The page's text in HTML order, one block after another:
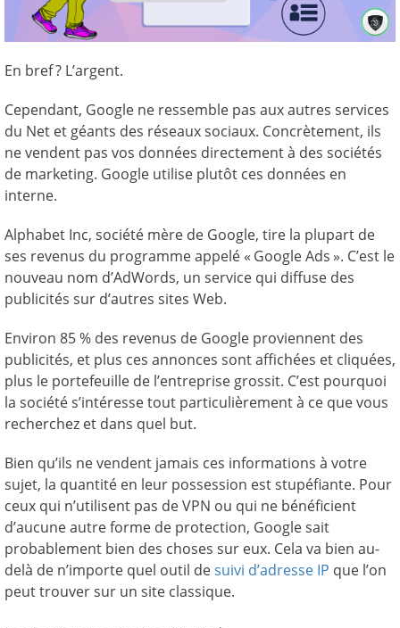
En bref ? L’argent.
Cependant, Google ne ressemble pas aux autres services
du Net et géants des réseaux sociaux. Concrètement, ils
ne vendent pas vos données directement à des sociétés
de marketing. Google utilise plutôt ces données en
interne.
Alphabet Inc, société mère de Google, tire la plupart de
ses revenus du programme appelé « Google Ads ». C’est le
nouveau nom d’AdWords, un service qui diffuse des
publicités sur d’autres sites Web.
Environ 85 % des revenus de Google proviennent des
publicités, et plus ces annonces sont affichées et cliquées,
plus le portefeuille de l’entreprise grossit. C’est pourquoi
la société s’intéresse tout particulièrement à ce que vous
recherchez et dans quel but.
Bien qu’ils ne vendent jamais ces informations à votre
sujet, la quantité en leur possession est stupéfiante. Pour
ceux qui n’utilisent pas de VPN ou qui ne bénéficient
d’aucune autre forme de protection, Google sait
probablement bien des choses sur eux. Cela va bien au-
delà de n’importe quel outil desuivi d’adresse IP que l’on
peut trouver sur un site classique.